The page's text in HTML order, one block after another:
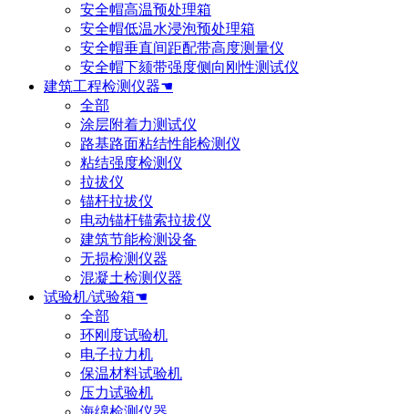
安全帽高温预处理箱
安全帽低温水浸泡预处理箱
安全帽垂直间距配带高度测量仪
安全帽下颏带强度侧向刚性测试仪
建筑工程检测仪器☚
全部
涂层附着力测试仪
路基路面粘结性能检测仪
粘结强度检测仪
拉拔仪
锚杆拉拔仪
电动锚杆锚索拉拔仪
建筑节能检测设备
无损检测仪器
混凝土检测仪器
试验机/试验箱☚
全部
环刚度试验机
电子拉力机
保温材料试验机
压力试验机